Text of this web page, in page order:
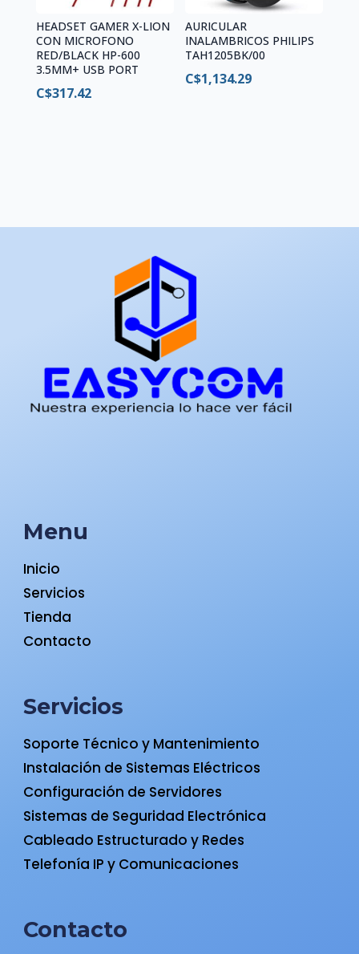
HEADSET GAMER X-LION
CON MICROFONO
RED/BLACK HP-600
3.5MM+ USB PORT
C$317.42
AURICULAR
INALAMBRICOS PHILIPS
TAH1205BK/00
C$1,134.29
Menu
Inicio
Servicios
Tienda
Contacto
Servicios
Soporte Técnico y Mantenimiento
Instalación de Sistemas Eléctricos
Configuración de Servidores
Sistemas de Seguridad Electrónica
Cableado Estructurado y Redes
Telefonía IP y Comunicaciones
Contacto